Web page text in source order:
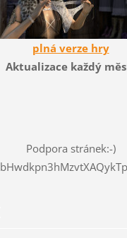
plná verze hry
Aktualizace každý
Podpora stránek:-)